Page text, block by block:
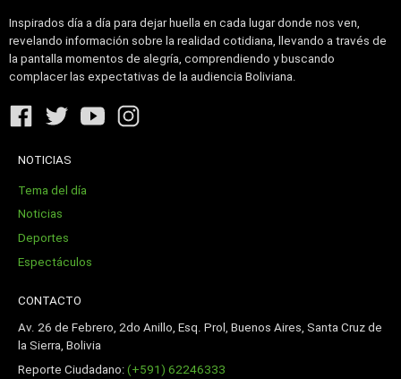
Inspirados día a día para dejar huella en cada lugar donde nos ven,
revelando información sobre la realidad cotidiana, llevando a través de
la pantalla momentos de alegría, comprendiendo y buscando
complacer las expectativas de la audiencia Boliviana.
NOTICIAS
Tema del día
Noticias
Deportes
Espectáculos
CONTACTO
Av. 26 de Febrero, 2do Anillo, Esq. Prol, Buenos Aires, Santa Cruz de
la Sierra, Bolivia
Reporte Ciudadano:(+591) 62246333